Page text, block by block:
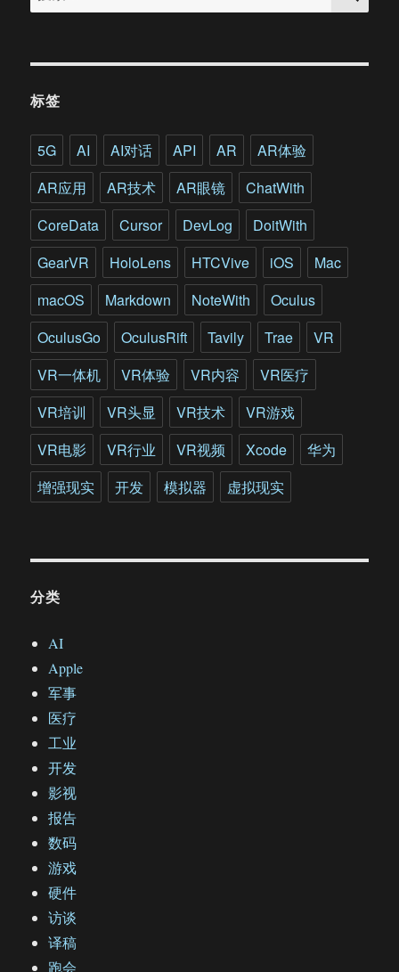
索：
标签
5G AI AI对话 API AR
AR体验
AR应用
AR技术 AR眼镜
ChatWith
CoreData
Cursor DevLog
DoitWith
GearVR
HoloLens HTCVive iOS
Mac
macOS
Markdown NoteWith
Oculus
OculusGo
OculusRift Tavily Trae
VR
VR一体机
VR体验 VR内容
VR医疗
VR培训
VR头显 VR技术
VR游戏
VR电影
VR行业 VR视频 Xcode
华为
增强现实
开发 模拟器 虚拟现实
分类
AI
Apple
军事
医疗
工业
开发
影视
报告
数码
游戏
硬件
访谈
译稿
跑会